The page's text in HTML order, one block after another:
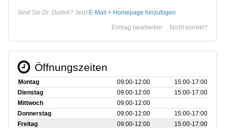
Sind Sie Dr. Dudek? Jetzt E-Mail + Homepage hinzufügen
Nicht korrekt?
Eintrag bearbeiten
Öffnungszeiten
Montag 09:00‑12:00
15:00‑17:00
Dienstag
09:00‑12:00
15:00‑17:00
Mittwoch
09:00‑12:00
Donnerstag
09:00‑12:00
15:00‑17:00
Freitag
09:00‑12:00 15:00‑17:00